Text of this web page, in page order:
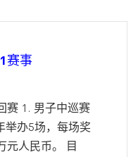
赛事
赛 1. 男子中巡赛
举办5场，每场奖
元人民币。 目